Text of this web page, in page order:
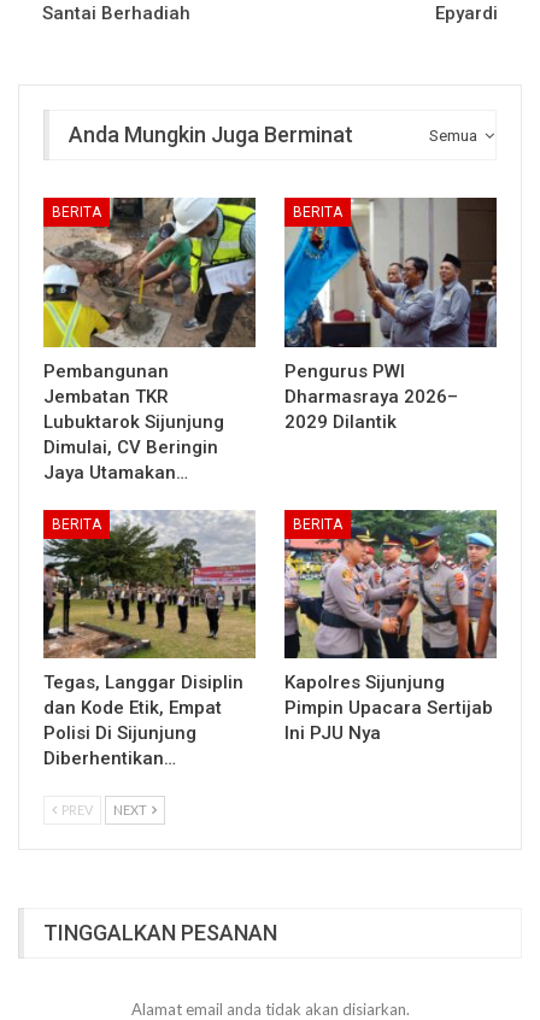
Santai Berhadiah
Epyardi
Semua
Anda Mungkin Juga Berminat
BERITA
Pembangunan
Jembatan TKR
Lubuktarok Sijunjung
Dimulai, CV Beringin
Jaya Utamakan…
BERITA
Pengurus PWI
Dharmasraya 2026–
2029 Dilantik
BERITA
Tegas, Langgar Disiplin
dan Kode Etik, Empat
Polisi Di Sijunjung
Diberhentikan…
BERITA
Kapolres Sijunjung
Pimpin Upacara Sertijab
Ini PJU Nya
PREV NEXT
TINGGALKAN PESANAN
Alamat email anda tidak akan disiarkan.